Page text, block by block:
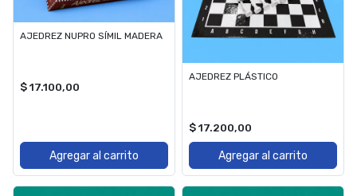
AJEDREZ NUPRO SÍMIL MADERA
$ 17.100,00
Agregar al carrito
AJEDREZ PLÁSTICO
$ 17.200,00
Agregar al carrito